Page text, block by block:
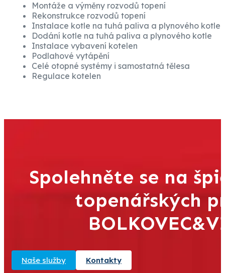
Montáže a výměny rozvodů topení
Rekonstrukce rozvodů topení
Instalace kotle na tuhá paliva a plynového kotle
Dodání kotle na tuhá paliva a plynového kotle
Instalace vybavení kotelen
Podlahové vytápění
Celé otopné systémy i samostatná tělesa
Regulace kotelen
Spolehněte se na
topenářských
Naše služby Kontakty